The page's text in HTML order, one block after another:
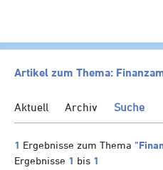
Artikel zum Thema:
Aktuell Archiv Suche
1 Ergebnisse zum Thema
Ergebnisse 1 bis 1